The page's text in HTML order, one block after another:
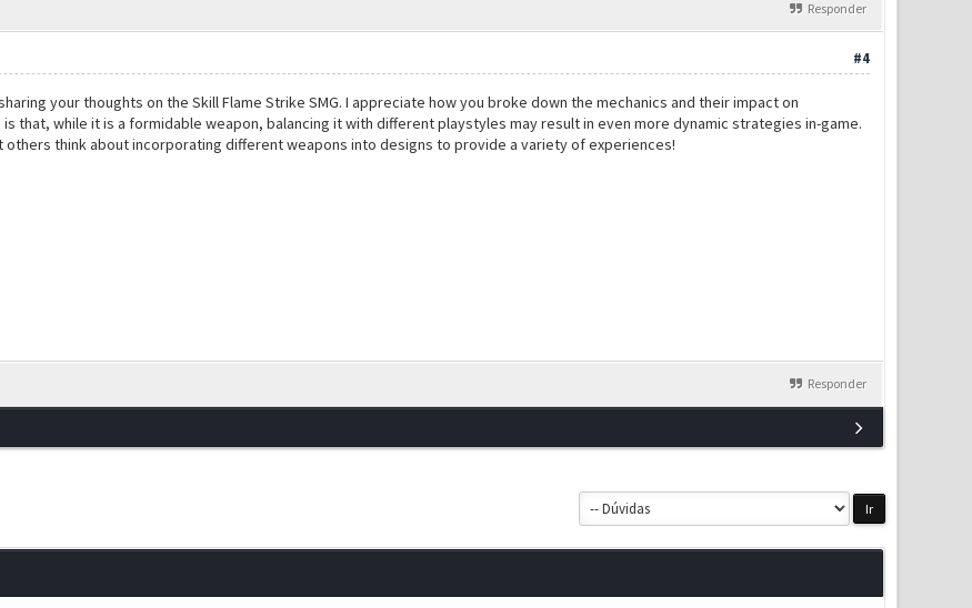
Responder
#4
your thoughts on the Skill Flame Strike SMG. I appreciate how you broke down the mechanics and their impact on
that, while it is a formidable weapon, balancing it with different playstyles may result in even more dynamic strategies in-game.
others think about incorporating different weapons into designs to provide a variety of experiences!
Responder